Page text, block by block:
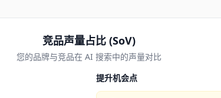
竞品声量占比 (SoV)
您的品牌与竞品在 AI 搜索中的声量对比
提升机会点